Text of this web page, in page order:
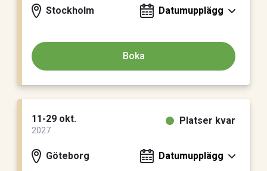
Stockholm Datumupplägg
Boka
11-29 okt.
2027
Göteborg
Platser kvar
Datumupplägg